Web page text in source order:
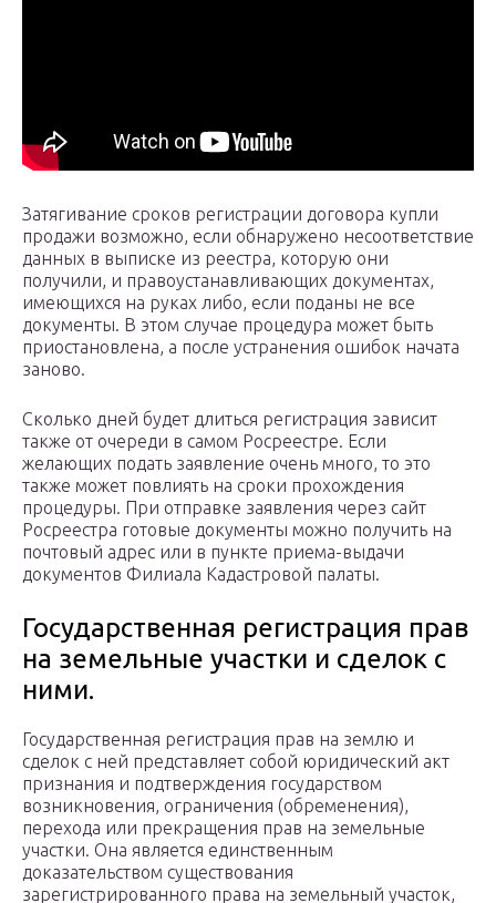
Затягивание сроков регистрации договора купли
продажи возможно, если обнаружено несоответствие
данных в выписке из реестра, которую они
получили, и правоустанавливающих документах,
имеющихся на руках либо, если поданы не все
документы. В этом случае процедура может быть
приостановлена, а после устранения ошибок начата
заново.
Сколько дней будет длиться регистрация зависит
также от очереди в самом Росреестре. Если
желающих подать заявление очень много, то это
также может повлиять на сроки прохождения
процедуры. При отправке заявления через сайт
Росреестра готовые документы можно получить на
почтовый адрес или в пункте приема-выдачи
документов Филиала Кадастровой палаты.
Государственная регистрация прав
на земельные участки и сделок с
ними.
Государственная регистрация прав на землю и
сделок с ней представляет собой юридический акт
признания и подтверждения государством
возникновения, ограничения (обременения),
перехода или прекращения прав на земельные
участки. Она является единственным
доказательством существования
зарегистрированного права на земельный участок,